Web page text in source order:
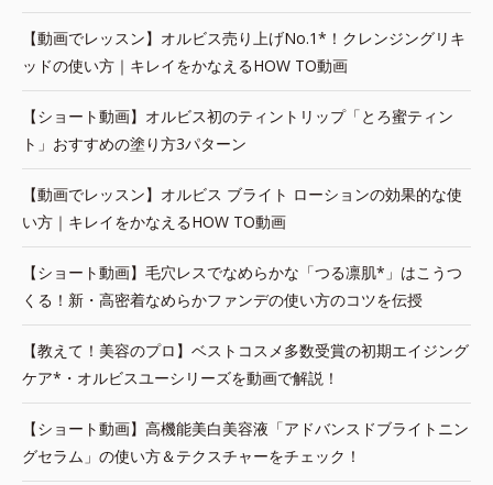
【動画でレッスン】オルビス売り上げNo.1*！クレンジングリキ
ッドの使い方｜キレイをかなえるHOW TO動画
【ショート動画】オルビス初のティントリップ「とろ蜜ティン
ト」おすすめの塗り方3パターン
【動画でレッスン】オルビス ブライト ローションの効果的な使
い方｜キレイをかなえるHOW TO動画
【ショート動画】毛穴レスでなめらかな「つる凛肌*」はこうつ
くる！新・高密着なめらかファンデの使い方のコツを伝授
【教えて！美容のプロ】ベストコスメ多数受賞の初期エイジング
ケア*・オルビスユーシリーズを動画で解説！
【ショート動画】高機能美白美容液「アドバンスドブライトニン
グセラム」の使い方＆テクスチャーをチェック！